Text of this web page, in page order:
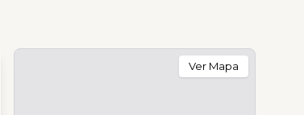
Ver Mapa